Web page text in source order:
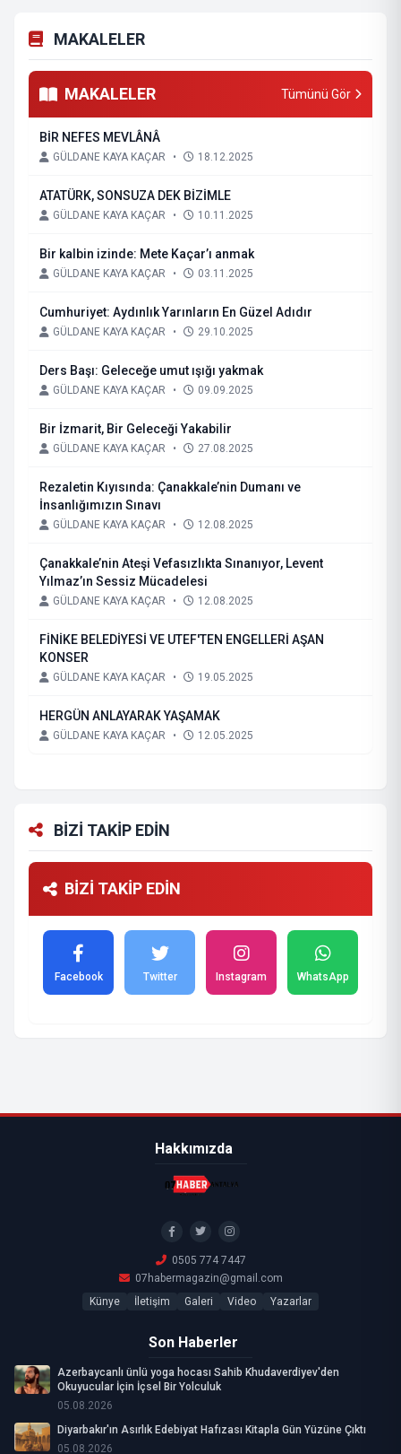
MAKALELER
MAKALELER Tümünü Gör
BİR NEFES MEVLÂNÂ
GÜLDANE KAYA KAÇAR • 18.12.2025
ATATÜRK, SONSUZA DEK BİZİMLE
GÜLDANE KAYA KAÇAR • 10.11.2025
Bir kalbin izinde: Mete Kaçar’ı anmak
GÜLDANE KAYA KAÇAR • 03.11.2025
Cumhuriyet: Aydınlık Yarınların En Güzel Adıdır
GÜLDANE KAYA KAÇAR • 29.10.2025
Ders Başı: Geleceğe umut ışığı yakmak
GÜLDANE KAYA KAÇAR • 09.09.2025
Bir İzmarit, Bir Geleceği Yakabilir
GÜLDANE KAYA KAÇAR • 27.08.2025
Rezaletin Kıyısında: Çanakkale’nin Dumanı ve
İnsanlığımızın Sınavı
GÜLDANE KAYA KAÇAR • 12.08.2025
Çanakkale’nin Ateşi Vefasızlıkta Sınanıyor, Levent
Yılmaz’ın Sessiz Mücadelesi
GÜLDANE KAYA KAÇAR • 12.08.2025
FİNİKE BELEDİYESİ VE UTEF'TEN ENGELLERİ AŞAN
KONSER
GÜLDANE KAYA KAÇAR • 19.05.2025
HERGÜN ANLAYARAK YAŞAMAK
GÜLDANE KAYA KAÇAR • 12.05.2025
BİZİ TAKİP EDİN
BİZİ TAKİP EDİN
Facebook Twitter Instagram WhatsApp
Hakkımızda
0505 774 7447
07habermagazin@gmail.com
Künye
İletişim Galeri Video Yazarlar
Son Haberler
Azerbaycanlı ünlü yoga hocası Sahib Khudaverdiyev'den
Okuyucular İçin İçsel Bir Yolculuk
05.08.2026
Diyarbakır'ın Asırlık Edebiyat Hafızası Kitapla Gün Yüzüne Çıktı
05.08.2026